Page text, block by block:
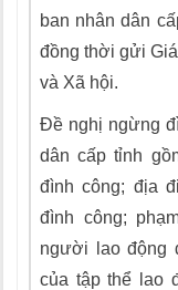
ban nhân dân
đồng thời gửi
và Xã hội.
Đề nghị ngừng
dân cấp tỉnh
đình công; địa
đình công;
người lao động
của tập thể lao